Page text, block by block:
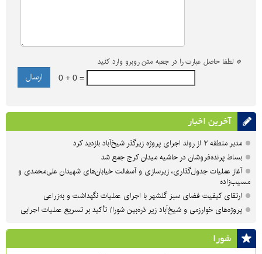
* لطفا حاصل عبارت را در جعبه متن روبرو وارد کنید
0 + 0 =
آخرین اخبار
مدیر منطقه ۲ از روند اجرای پروژه زیرگذر شیخ‌آباد بازدید کرد
بساط پرنده‌فروشان در حاشیه میدان کرج جمع شد
آغاز عملیات جدول‌گذاری، زیرسازی و آسفالت خیابان‌های شهیدان علی‌محمدی و
مسیب‌زاده
ارتقای کیفیت فضای سبز گلشهر با اجرای عملیات نگهداشت و به‌زراعی
پروژه‌های خوارزمی و شیخ‌آباد زیر ذره‌بین شورا/ تأکید بر تسریع عملیات اجرایی
شورا